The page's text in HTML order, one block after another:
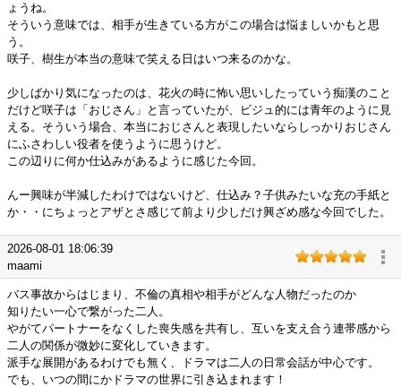
ょうね。
そういう意味では、相手が生きている方がこの場合は悩ましいかもと思
う。
咲子、樹生が本当の意味で笑える日はいつ来るのかな。
少しばかり気になったのは、花火の時に怖い思いしたっていう痴漢のこと
だけど咲子は「おじさん」と言っていたが、ビジュ的には青年のように見
える。そういう場合、本当におじさんと表現したいならしっかりおじさん
にふさわしい役者を使うように思うけど。
この辺りに何か仕込みがあるように感じた今回。
んー興味が半減したわけではないけど、仕込み？子供みたいな充の手紙と
か・・にちょっとアザとさ感じて前より少しだけ興ざめ感な今回でした。
2026-08-01 18:06:39
maami
バス事故からはじまり、不倫の真相や相手がどんな人物だったのか
知りたい一心で繋がった二人。
やがてパートナーをなくした喪失感を共有し、互いを支え合う連帯感から
二人の関係が微妙に変化していきます。
派手な展開があるわけでも無く、ドラマは二人の日常会話が中心です。
でも、いつの間にかドラマの世界に引き込まれます！